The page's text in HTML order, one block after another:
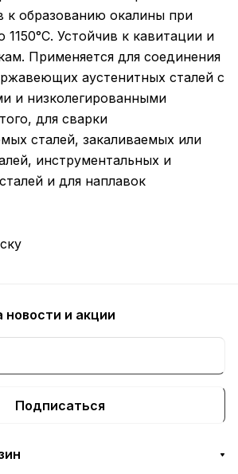
к образованию окалины при
1150°С. Устойчив к кавитации и
Применяется для соединения
аустенитных сталей с
и низколегированными
для сварки
сталей, закаливаемых или
инструментальных и
и для наплавок
новости и акции
Подписаться